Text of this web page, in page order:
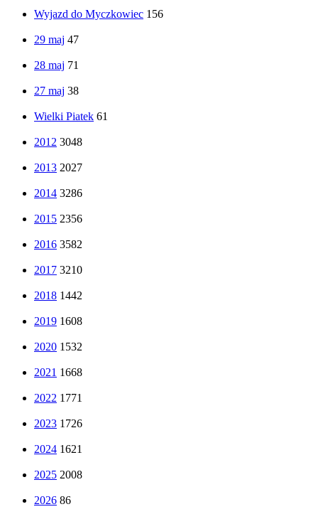
Wyjazd do Myczkowiec 156
29 maj 47
28 maj 71
27 maj 38
Wielki Piatek 61
2012 3048
2013 2027
2014 3286
2015 2356
2016 3582
2017 3210
2018 1442
2019 1608
2020 1532
2021 1668
2022 1771
2023 1726
2024 1621
2025 2008
2026 86